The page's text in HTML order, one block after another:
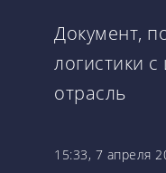
Документ,
логистики
отрасль
15:33, 7 апреля